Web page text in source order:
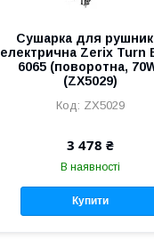
Сушарка для
електрична Zerix Turn
6065 (поворотна,
(ZX5029)
ZX5029
3 478 ₴
В наявності
Купити